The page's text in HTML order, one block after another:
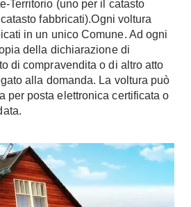
Portoni
Maniglie
Finestre
Finestre Pvc
Persiane
Scale
Territorio (uno per il catasto
fabbricati).Ogni voltura
in un unico Comune. Ad ogni
della dichiarazione di
di compravendita o di altro atto
alla domanda. La voltura può
per posta elettronica certificata o